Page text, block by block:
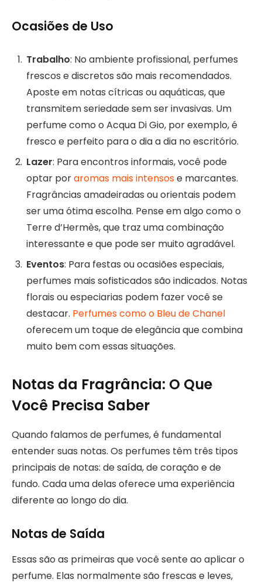
Ocasiões de Uso
Trabalho: No ambiente profissional, perfumes
frescos e discretos são mais recomendados.
Aposte em notas cítricas ou aquáticas, que
transmitem seriedade sem ser invasivas. Um
perfume como o Acqua Di Gio, por exemplo, é
fresco e perfeito para o dia a dia no escritório.
Lazer: Para encontros informais, você pode
optar poraromas mais intensose marcantes.
Fragrâncias amadeiradas ou orientais podem
ser uma ótima escolha. Pense em algo como o
Terre d’Hermès, que traz uma combinação
interessante e que pode ser muito agradável.
Eventos: Para festas ou ocasiões especiais,
perfumes mais sofisticados são indicados. Notas
florais ou especiarias podem fazer você se
destacar. Perfumes como o Bleu de Chanel
oferecem um toque de elegância que combina
muito bem com essas situações.
Notas da Fragrância: O Que
Você Precisa Saber
Quando falamos de perfumes, é fundamental
entender suas notas. Os perfumes têm três tipos
principais de notas: de saída, de coração e de
fundo. Cada uma delas oferece uma experiência
diferente ao longo do dia.
Notas de Saída
Essas são as primeiras que você sente ao aplicar o
perfume. Elas normalmente são frescas e leves,